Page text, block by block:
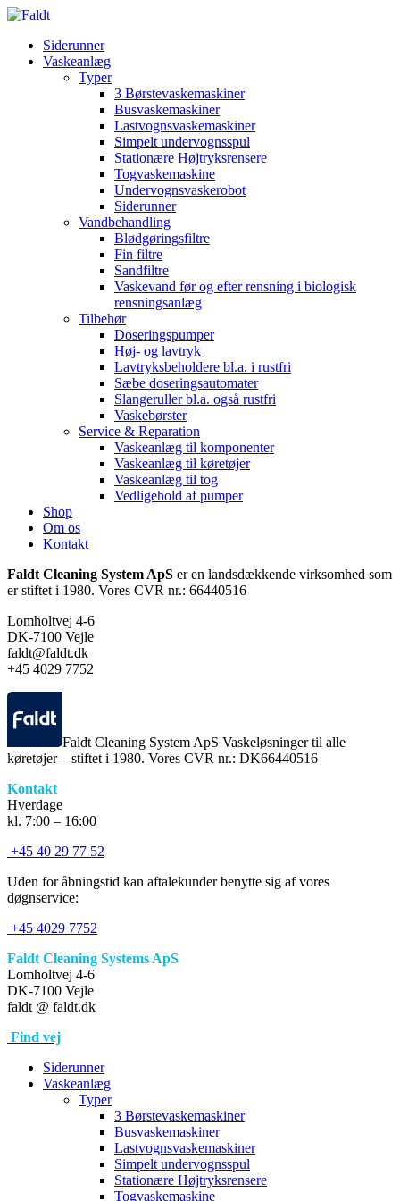
Siderunner
Vaskeanlæg
Typer
3 Børstevaskemaskiner
Busvaskemaskiner
Lastvognsvaskemaskiner
Simpelt undervognsspul
Stationære Højtryksrensere
Togvaskemaskine
Undervognsvaskerobot
Siderunner
Vandbehandling
Blødgøringsfiltre
Fin filtre
Sandfiltre
Vaskevand før og efter rensning i biologisk
rensningsanlæg
Tilbehør
Doseringspumper
Høj- og lavtryk
Lavtryksbeholdere bl.a. i rustfri
Sæbe doseringsautomater
Slangeruller bl.a. også rustfri
Vaskebørster
Service & Reparation
Vaskeanlæg til komponenter
Vaskeanlæg til køretøjer
Vaskeanlæg til tog
Vedligehold af pumper
Shop
Om os
Kontakt
Faldt Cleaning System ApS er en landsdækkende virksomhed som
er stiftet i 1980. Vores CVR nr.: 66440516
Lomholtvej 4-6
DK-7100 Vejle
faldt@faldt.dk
+45 4029 7752
Faldt Cleaning System ApS Vaskeløsninger til alle
køretøjer – stiftet i 1980. Vores CVR nr.: DK66440516
Kontakt
Hverdage
kl. 7:00 – 16:00
+45 40 29 77 52
Uden for åbningstid kan aftalekunder benytte sig af vores
døgnservice:
+45 4029 7752
Faldt Cleaning Systems ApS
Lomholtvej 4-6
DK-7100 Vejle
faldt @ faldt.dk
Find vej
Siderunner
Vaskeanlæg
Typer
3 Børstevaskemaskiner
Busvaskemaskiner
Lastvognsvaskemaskiner
Simpelt undervognsspul
Stationære Højtryksrensere
Togvaskemaskine